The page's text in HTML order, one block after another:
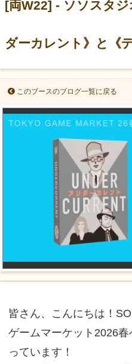
[両W22] - ソソスタ
ダーカレント》と《
このブースのブログ一覧に戻る
皆さん、こんにちは！
ゲームマーケット2026
っています！